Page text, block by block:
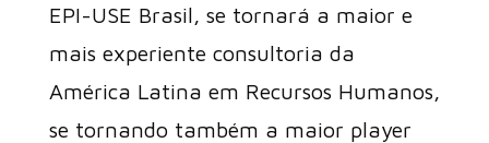
EPI-USE Brasil, se tornará a maior e
mais experiente consultoria da
América Latina em Recursos Humanos,
se tornando também a maior player